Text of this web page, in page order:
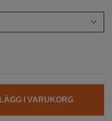
LÄGG I VARUKORG